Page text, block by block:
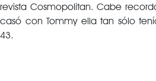
revista Cosmopolitan. Cabe
casó con Tommy ella tan sólo
43.